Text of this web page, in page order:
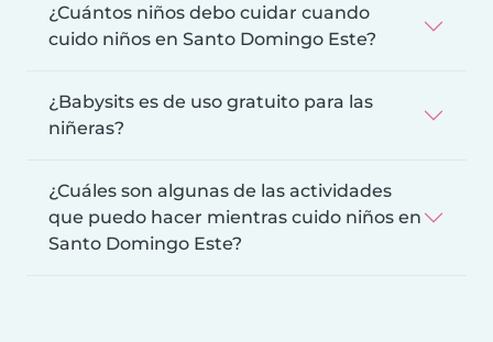
¿Cuántos niños debo cuidar cuando
cuido niños en Santo Domingo Este?
¿Babysits es de uso gratuito para las
niñeras?
¿Cuáles son algunas de las actividades
que puedo hacer mientras cuido niños en
Santo Domingo Este?